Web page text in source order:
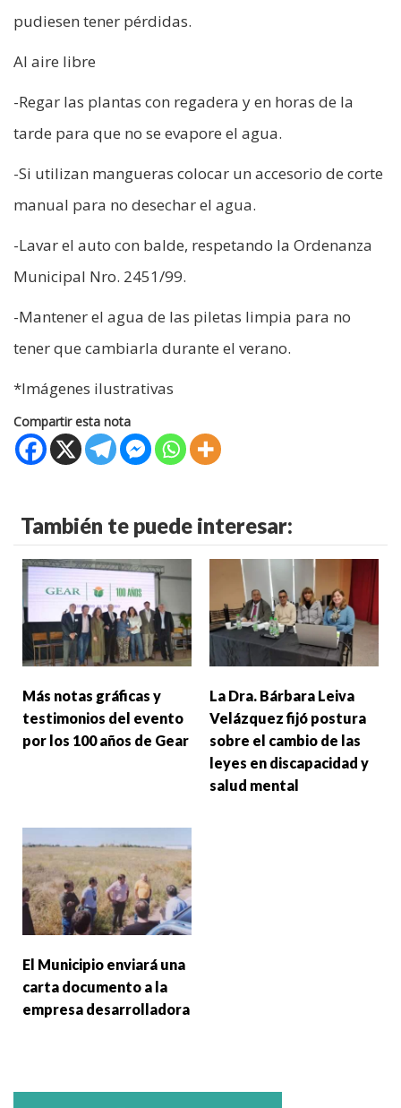
pudiesen tener pérdidas.
Al aire libre
-Regar las plantas con regadera y en horas de la
tarde para que no se evapore el agua.
-Si utilizan mangueras colocar un accesorio de corte
manual para no desechar el agua.
-Lavar el auto con balde, respetando la Ordenanza
Municipal Nro. 2451/99.
-Mantener el agua de las piletas limpia para no
tener que cambiarla durante el verano.
*Imágenes ilustrativas
Compartir esta nota
También te puede interesar:
Más notas gráficas y
testimonios del evento
por los 100 años de Gear
La Dra. Bárbara Leiva
Velázquez fijó postura
sobre el cambio de las
leyes en discapacidad y
salud mental
El Municipio enviará una
carta documento a la
empresa desarrolladora